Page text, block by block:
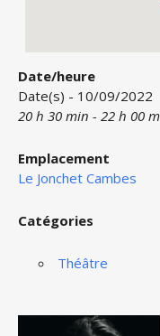
Date/heure
Date(s) - 10/09/2022
20 h 30 min - 22 h 00
Emplacement
Le Jonchet Cambes
Catégories
Théâtre